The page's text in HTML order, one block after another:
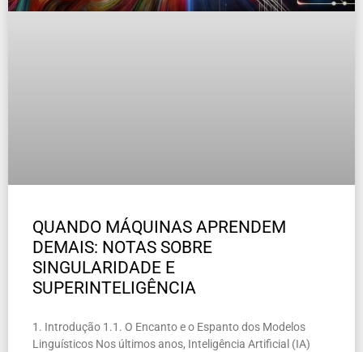
QUANDO MÁQUINAS APRENDEM
DEMAIS: NOTAS SOBRE
SINGULARIDADE E
SUPERINTELIGÊNCIA
1. Introdução 1.1. O Encanto e o Espanto dos Modelos
Linguísticos Nos últimos anos, Inteligência Artificial (IA)